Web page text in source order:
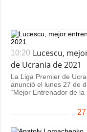
10:20 Lucescu,
de Ucrania de 2021
La Liga Premier de
anunció el lunes 27 de
“Mejor Entrenador de la